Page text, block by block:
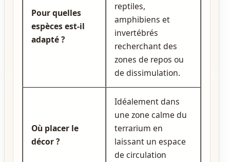
Pour quelles
espèces est‑il
adapté ?
reptiles,
amphibiens et
invertébrés
recherchant des
zones de repos ou
de dissimulation.
Où placer le
décor ?
Idéalement dans
une zone calme du
terrarium en
laissant un espace
de circulation